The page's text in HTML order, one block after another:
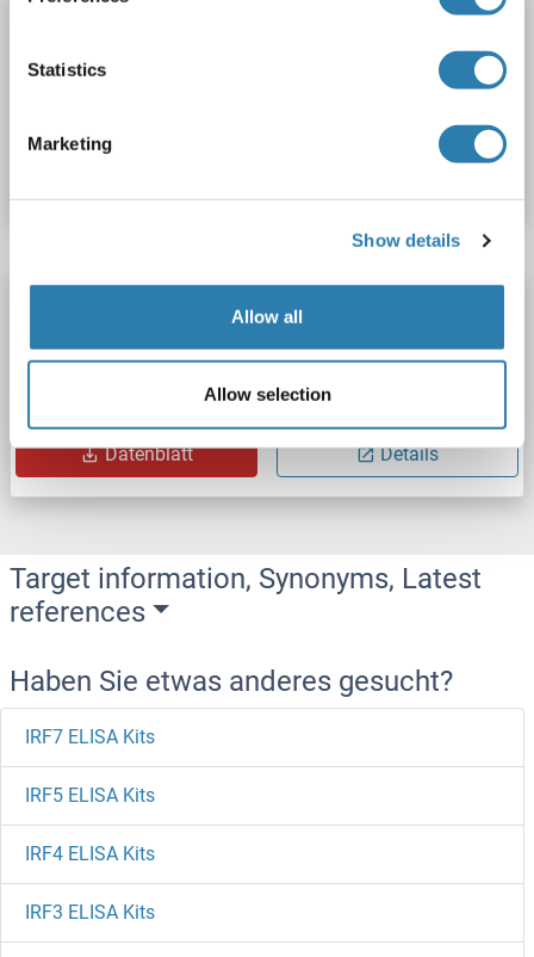
Statistics
Marketing
Show details
Allow all
Allow selection
IRF8 Reaktivität: Huhn
Produktnummer ABIN1138463
Datenblatt Details
Target information, Synonyms, Latest
references
Haben Sie etwas anderes gesucht?
IRF7 ELISA Kits
IRF5 ELISA Kits
IRF4 ELISA Kits
IRF3 ELISA Kits